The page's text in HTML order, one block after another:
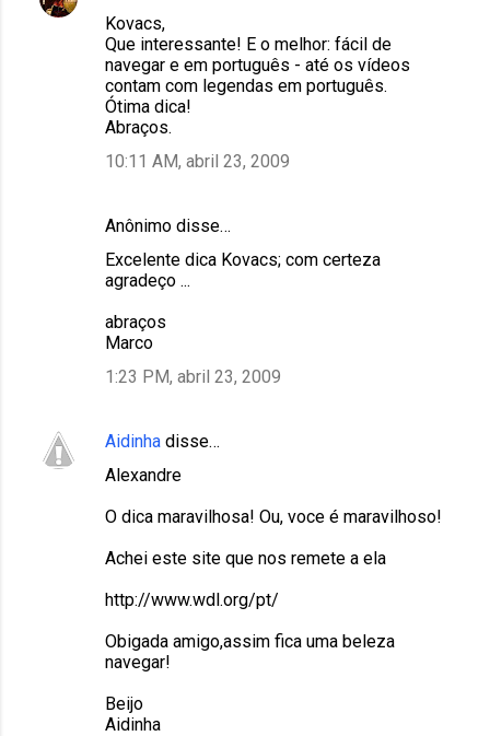
Kovacs,
Que interessante! E o melhor: fácil de
navegar e em português - até os vídeos
contam com legendas em português.
Ótima dica!
Abraços.
10:11 AM, abril 23, 2009
Anônimo disse…
Excelente dica Kovacs; com certeza
agradeço ...
abraços
Marco
1:23 PM, abril 23, 2009
Aidinha disse…
Alexandre
O dica maravilhosa! Ou, voce é maravilhoso!
Achei este site que nos remete a ela
http://www.wdl.org/pt/
Obigada amigo,assim fica uma beleza
navegar!
Beijo
Aidinha